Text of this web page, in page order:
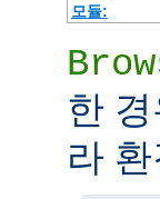
모듈:
한
라